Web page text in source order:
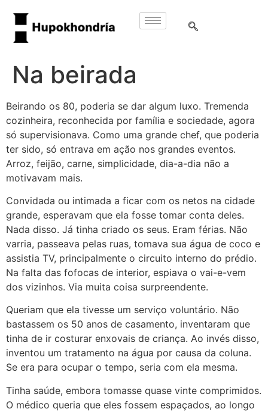
Na beirada
Beirando os 80, poderia se dar algum luxo. Tremenda
cozinheira, reconhecida por família e sociedade, agora
só supervisionava. Como uma grande chef, que poderia
ter sido, só entrava em ação nos grandes eventos.
Arroz, feijão, carne, simplicidade, dia-a-dia não a
motivavam mais.
Convidada ou intimada a ficar com os netos na cidade
grande, esperavam que ela fosse tomar conta deles.
Nada disso. Já tinha criado os seus. Eram férias. Não
varria, passeava pelas ruas, tomava sua água de coco e
assistia TV, principalmente o circuito interno do prédio.
Na falta das fofocas de interior, espiava o vai-e-vem
dos vizinhos. Via muita coisa surpreendente.
Queriam que ela tivesse um serviço voluntário. Não
bastassem os 50 anos de casamento, inventaram que
tinha de ir costurar enxovais de criança. Ao invés disso,
inventou um tratamento na água por causa da coluna.
Se era para ocupar o tempo, seria com ela mesma.
Tinha saúde, embora tomasse quase vinte comprimidos.
O médico queria que eles fossem espaçados, ao longo